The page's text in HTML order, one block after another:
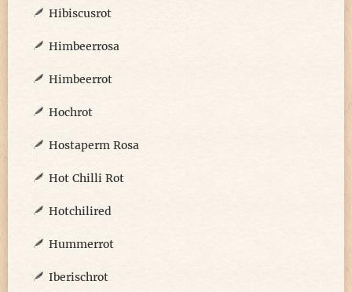
Hibiscusrot
Himbeerrosa
Himbeerrot
Hochrot
Hostaperm Rosa
Hot Chilli Rot
Hotchilired
Hummerrot
Iberischrot